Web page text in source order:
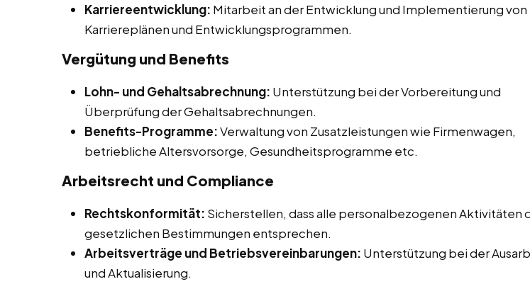
Karriereentwicklung: Mitarbeit an der Entwicklung und Implementierung von
Karriereplänen und Entwicklungsprogrammen.
Vergütung und Benefits
Lohn- und Gehaltsabrechnung: Unterstützung bei der Vorbereitung und
Überprüfung der Gehaltsabrechnungen.
Benefits-Programme:Verwaltung von Zusatzleistungen wie Firmenwagen,
betriebliche Altersvorsorge, Gesundheitsprogramme etc.
Arbeitsrecht und Compliance
Rechtskonformität: Sicherstellen, dass alle personalbezogenen Aktivitäten
gesetzlichen Bestimmungen entsprechen.
Arbeitsverträge und Betriebsvereinbarungen: Unterstützung bei der
und Aktualisierung.